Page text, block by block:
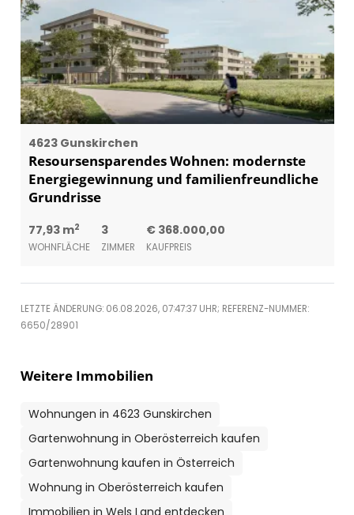
4623 Gunskirchen
Resoursensparendes Wohnen: modernste
Energiegewinnung und familienfreundliche
Grundrisse
77,93 m2
WOHNFLÄCHE
3
ZIMMER
€ 368.000,00
KAUFPREIS
LETZTE ÄNDERUNG: 06.08.2026, 07:47:37 UHR; REFERENZ-NUMMER:
6650/28901
Weitere Immobilien
Wohnungen in 4623 Gunskirchen
Gartenwohnung in Oberösterreich kaufen
Gartenwohnung kaufen in Österreich
Wohnung in Oberösterreich kaufen